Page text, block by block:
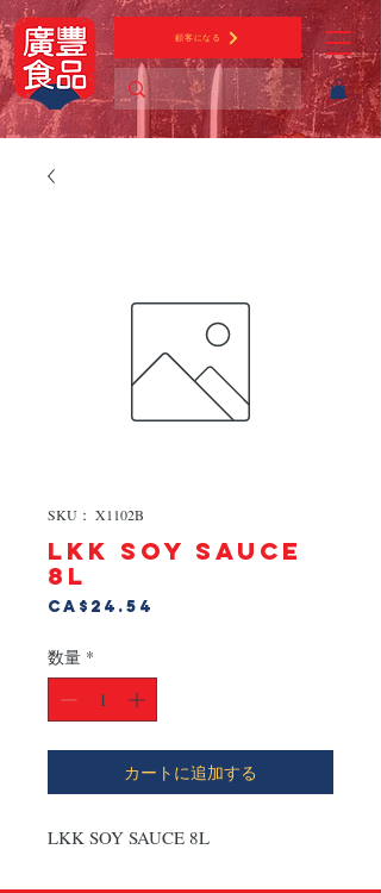
顧客になる
SKU： X1102B
LKK SOY SAUCE
8L
CA$24.54
数量 *
カートに追加する
LKK SOY SAUCE 8L